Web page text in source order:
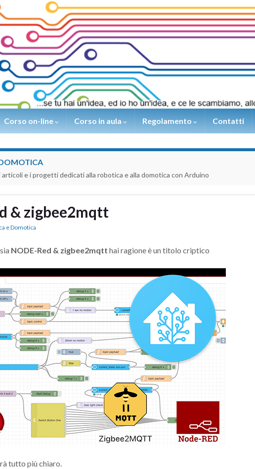
Corso on-line Corso in aula Regolamento Contatti
e i progetti dedicati alla robotica e alla domotica con Arduino
& zigbee2mqtt
e Domotica
NODE-Red & zigbee2mqtt hai ragione è un titolo criptico
tutto più chiaro.